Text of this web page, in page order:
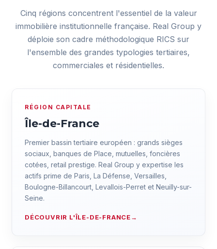
Cinq régions concentrent l'essentiel de la valeur
immobilière institutionnelle française. Real Group y
déploie son cadre méthodologique RICS sur
l'ensemble des grandes typologies tertiaires,
commerciales et résidentielles.
RÉGION CAPITALE
Île-de-France
Premier bassin tertiaire européen : grands sièges
sociaux, banques de Place, mutuelles, foncières
cotées, retail prestige. Real Group y expertise les
actifs prime de Paris, La Défense, Versailles,
Boulogne-Billancourt, Levallois-Perret et Neuilly-sur-
Seine.
DÉCOUVRIR L'ÎLE-DE-FRANCE